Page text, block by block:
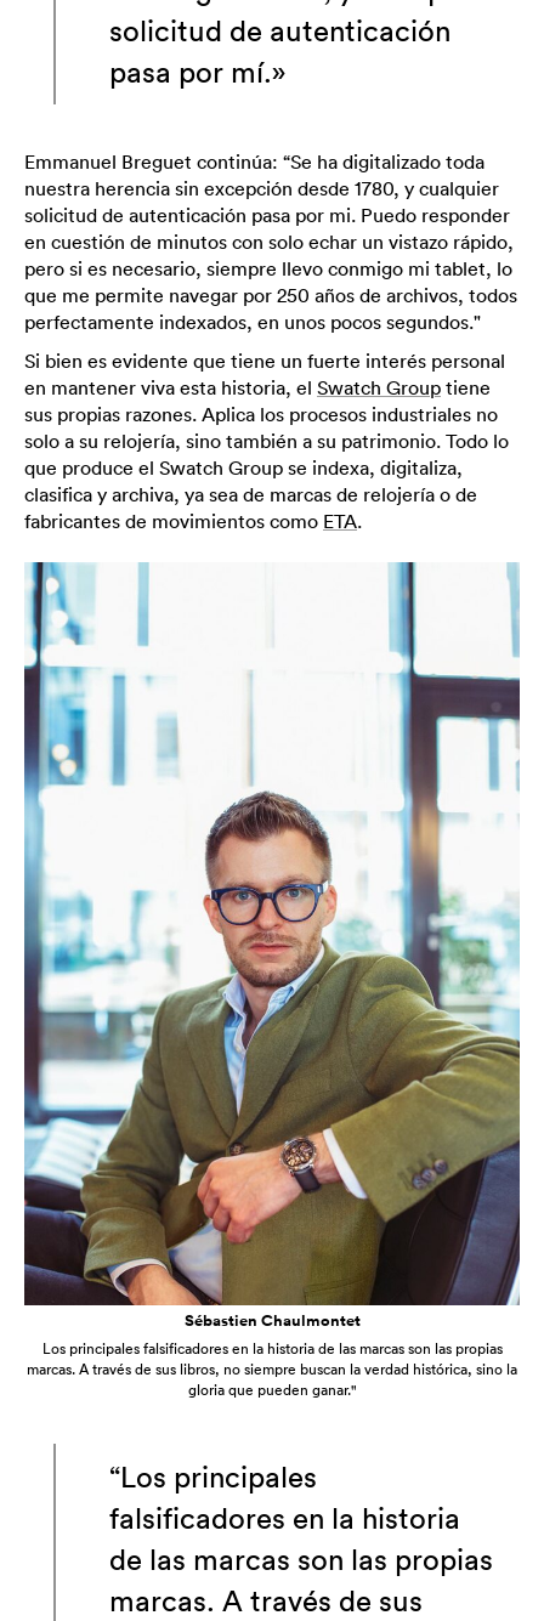
solicitud de autenticación
pasa por mí.»
Emmanuel Breguet continúa: “Se ha digitalizado toda
nuestra herencia sin excepción desde 1780, y cualquier
solicitud de autenticación pasa por mi. Puedo responder
en cuestión de minutos con solo echar un vistazo rápido,
pero si es necesario, siempre llevo conmigo mi tablet, lo
que me permite navegar por 250 años de archivos, todos
perfectamente indexados, en unos pocos segundos."
Si bien es evidente que tiene un fuerte interés personal
en mantener viva esta historia, el Swatch Group tiene
sus propias razones. Aplica los procesos industriales no
solo a su relojería, sino también a su patrimonio. Todo lo
que produce el Swatch Group se indexa, digitaliza,
clasifica y archiva, ya sea de marcas de relojería o de
fabricantes de movimientos como ETA.
Sébastien Chaulmontet
Los principales falsificadores en la historia de las marcas son las propias
marcas. A través de sus libros, no siempre buscan la verdad histórica, sino la
gloria que pueden ganar."
“Los principales
falsificadores en la historia
de las marcas son las propias
marcas. A través de sus